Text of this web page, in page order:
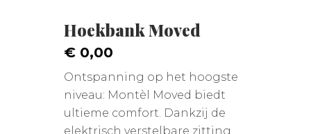
Hoekbank Moved
€ 0,00
Ontspanning op het hoogste
niveau: Montèl Moved biedt
ultieme comfort. Dankzij de
elektrisch verstelbare zitting